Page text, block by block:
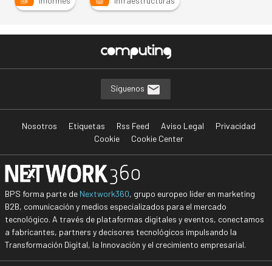
Síguenos
Nosotros Etiquetas Rss Feed Aviso Legal
Privacidad
Cookie
Cookie Center
BPS forma parte de Nextwork360, grupo europeo líder en marketing
B2B, comunicación y medios especializados para el mercado
tecnológico. A través de plataformas digitales y eventos, conectamos
a fabricantes, partners y decisores tecnológicos impulsando la
Transformación Digital, la Innovación y el crecimiento empresarial.